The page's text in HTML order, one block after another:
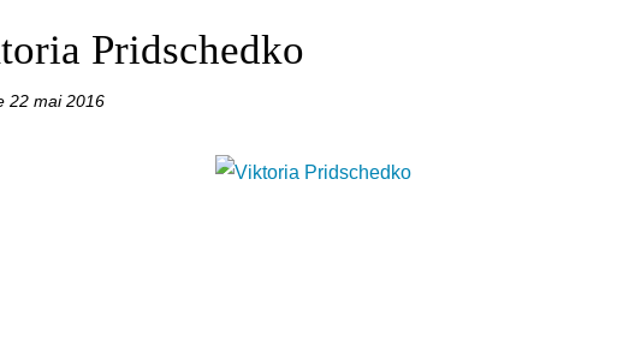
Pridschedko
22 mai 2016